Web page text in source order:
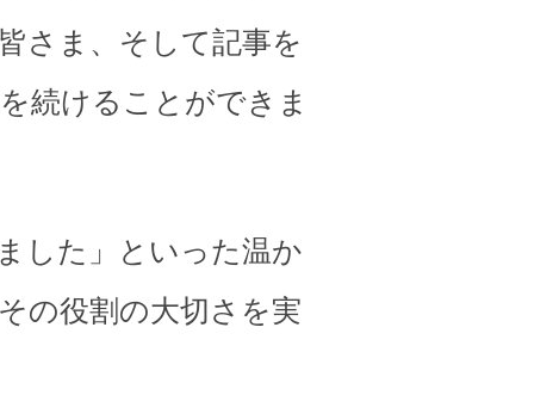
さま、そして記事を
続けることができま
した」といった温か
の役割の大切さを実